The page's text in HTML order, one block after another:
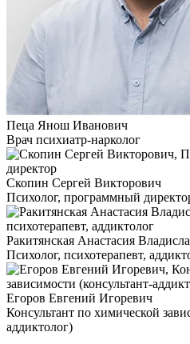
Пеца Янош Иванович
Врач психиатр-нарколог
Скопин Сергей Викторович
Психолог, программный
Ракитянская Анастасия
Психолог, психотерапевт,
Егоров Евгений Игоревич
Консультант по химической
аддиктолог)